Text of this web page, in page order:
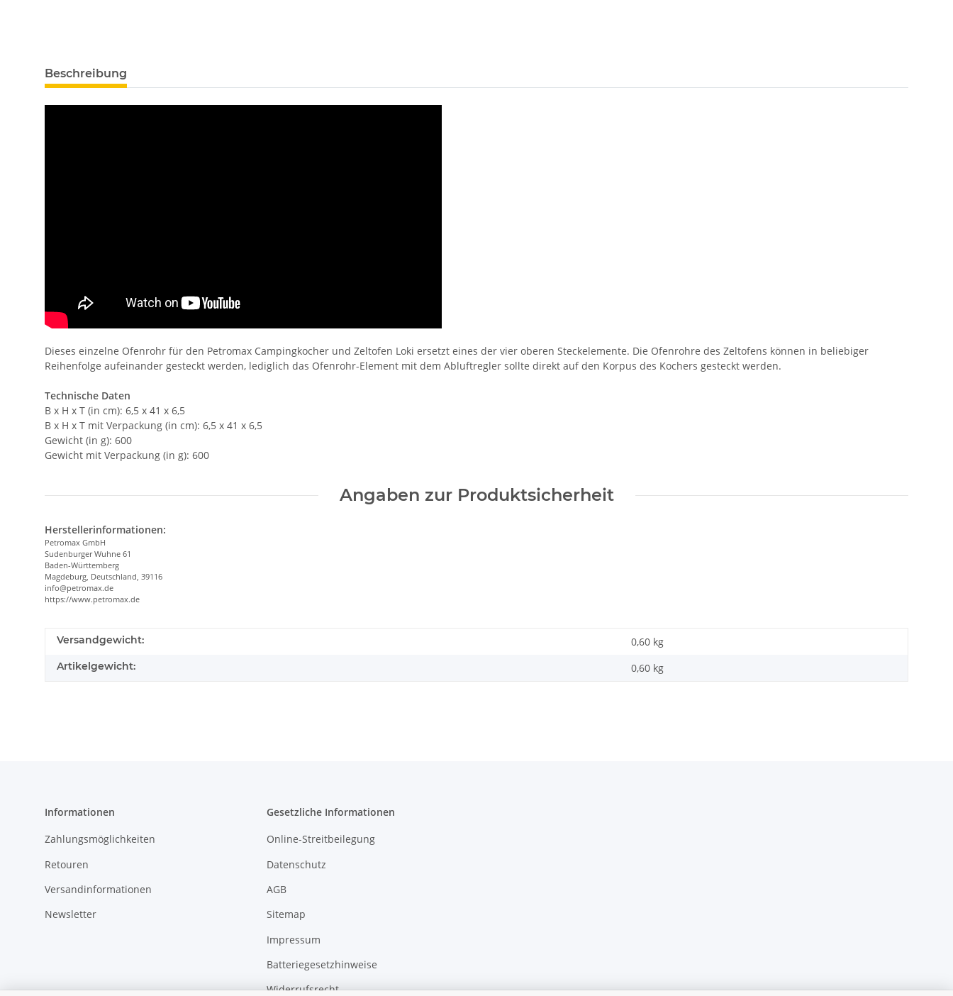
Beschreibung
Dieses einzelne Ofenrohr für den Petromax Campingkocher und Zeltofen Loki ersetzt eines der vier oberen Steckelemente. Die Ofenrohre des Zeltofens können in beliebiger
Reihenfolge aufeinander gesteckt werden, lediglich das Ofenrohr-Element mit dem Abluftregler sollte direkt auf den Korpus des Kochers gesteckt werden.
Technische Daten
B x H x T (in cm): 6,5 x 41 x 6,5
B x H x T mit Verpackung (in cm): 6,5 x 41 x 6,5
Gewicht (in g): 600
Gewicht mit Verpackung (in g): 600
Angaben zur Produktsicherheit
Herstellerinformationen:
Petromax GmbH
Sudenburger Wuhne 61
Baden-Württemberg
Magdeburg, Deutschland, 39116
info@petromax.de
https://www.petromax.de
Versandgewicht: 0,60 kg
Artikelgewicht: 0,60 kg
Informationen
Zahlungsmöglichkeiten
Retouren
Versandinformationen
Newsletter
Gesetzliche Informationen
Online-Streitbeilegung
Datenschutz
AGB
Sitemap
Impressum
Batteriegesetzhinweise
Widerrufsrecht